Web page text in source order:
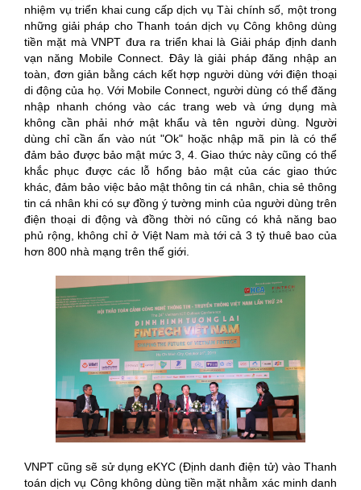
nhiệm vụ triển khai cung cấp dịch vụ Tài chính số, một trong
những giải pháp cho Thanh toán dịch vụ Công không dùng
tiền mặt mà VNPT đưa ra triển khai là Giải pháp định danh
vạn năng Mobile Connect. Đây là giải pháp đăng nhập an
toàn, đơn giản bằng cách kết hợp người dùng với điện thoại
di động của họ. Với Mobile Connect, người dùng có thể đăng
nhập nhanh chóng vào các trang web và ứng dụng mà
không cần phải nhớ mật khẩu và tên người dùng. Người
dùng chỉ cần ấn vào nút "Ok" hoặc nhập mã pin là có thể
đảm bảo được bảo mật mức 3, 4. Giao thức này cũng có thể
khắc phục được các lỗ hổng bảo mật của các giao thức
khác, đảm bảo việc bảo mật thông tin cá nhân, chia sẻ thông
tin cá nhân khi có sự đồng ý tường minh của người dùng trên
điện thoại di động và đồng thời nó cũng có khả năng bao
phủ rộng, không chỉ ở Việt Nam mà tới cả 3 tỷ thuê bao của
hơn 800 nhà mạng trên thế giới.
VNPT cũng sẽ sử dụng eKYC (Định danh điện tử) vào Thanh
toán dịch vụ Công không dùng tiền mặt nhằm xác minh danh